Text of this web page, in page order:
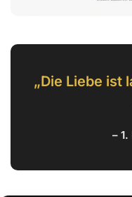
„Die Liebe ist
–